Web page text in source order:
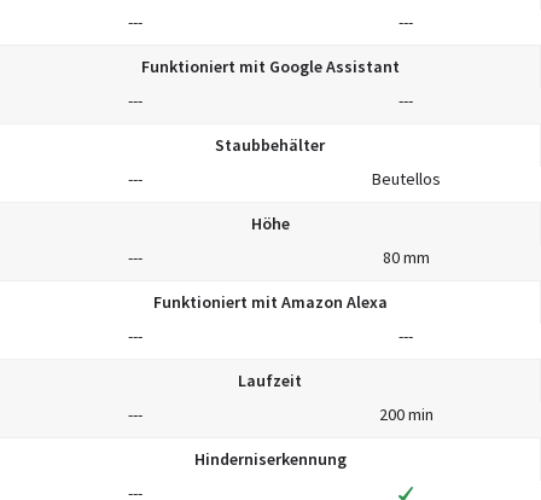
---
---
Funktioniert mit Google Assistant
---
---
Staubbehälter
---
Beutellos
Höhe
---
80 mm
Funktioniert mit Amazon Alexa
---
---
Laufzeit
---
200 min
Hinderniserkennung
---